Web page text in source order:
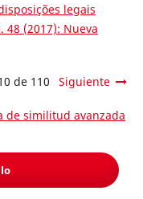
legais
48 (2017): Nueva
de 110 Siguiente
de similitud avanzada